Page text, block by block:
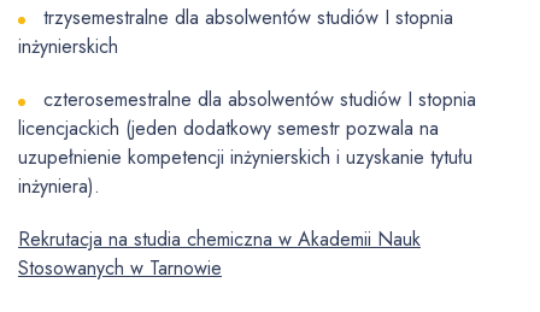
trzysemestralne dla absolwentów studiów I stopnia
inżynierskich
czterosemestralne dla absolwentów studiów I stopnia
licencjackich (jeden dodatkowy semestr pozwala na
uzupełnienie kompetencji inżynierskich i uzyskanie tytułu
inżyniera).
Rekrutacja na studia chemiczna w Akademii Nauk
Stosowanych w Tarnowie